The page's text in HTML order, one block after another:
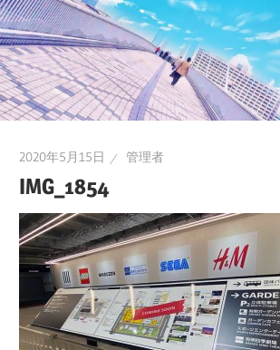
と
き
ど
き
お
～
2020年5月15日 管理者
IMG_1854